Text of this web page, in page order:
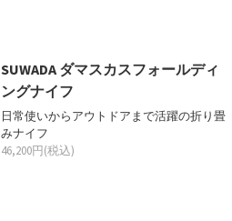
SUWADA ダマスカスフォールディ
ングナイフ
日常使いからアウトドアまで活躍の折り畳
みナイフ
46,200円(税込)